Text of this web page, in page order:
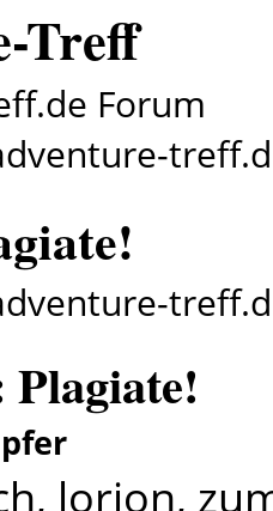
Treff
Forum
Plagiate!
lorion,